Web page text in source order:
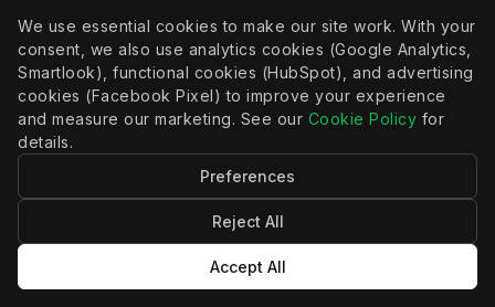
Ongoing support, izleme, and upgrades
handled by APIANT
Best for: Kurumsal Şirketler that need derin
entegrasyons now and want to validate the
platform before committing internal resources.
We use essential cookies to make our site work. With your
consent, we also use analytics cookies (Google Analytics,
Smartlook), functional cookies (HubSpot), and advertising
cookies (Facebook Pixel) to improve your experience
and measure our marketing. See our Cookie Policy for
details.
Preferences
Reject All
Accept All